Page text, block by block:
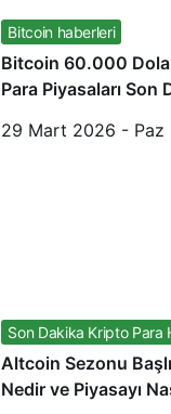
Bitcoin haberleri
Bitcoin 60.000
Para Piyasaları Son
29 Mart 2026 - Paz
Son Dakika Kripto Para
Altcoin Sezonu
Nedir ve Piyasayı